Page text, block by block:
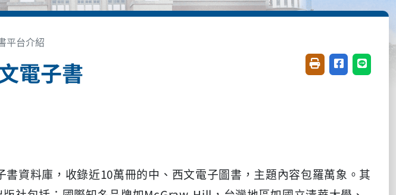
平台介紹
電子書 友善列印(開新視窗)
分享至臉書(
分享至
資料庫，收錄近10萬冊的中、西文電子圖書，主題內容包羅萬象。其